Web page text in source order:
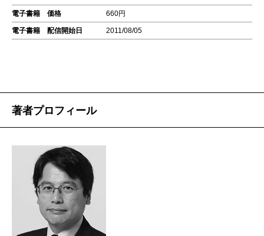
電子書籍 価格 660円
電子書籍 配信開始日 2011/08/05
著者プロフィール